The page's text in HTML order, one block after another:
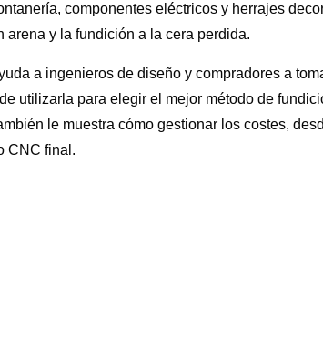
componentes eléctricos y herrajes
arena y la fundición a la cera perdida.
a ingenieros de diseño y compradores a
utilizarla para elegir el mejor método de
le muestra cómo gestionar los costes,
CNC final.